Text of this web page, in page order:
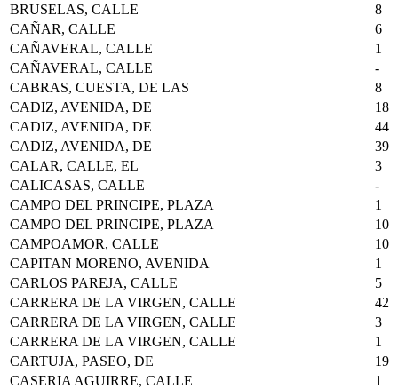
BRUSELAS, CALLE
8
CAÑAR, CALLE
6
CAÑAVERAL, CALLE
1
CAÑAVERAL, CALLE
-
CABRAS, CUESTA, DE LAS
8
CADIZ, AVENIDA, DE
18
CADIZ, AVENIDA, DE
44
CADIZ, AVENIDA, DE
39
CALAR, CALLE, EL
3
CALICASAS, CALLE
-
CAMPO DEL PRINCIPE, PLAZA
1
CAMPO DEL PRINCIPE, PLAZA
10
CAMPOAMOR, CALLE
10
CAPITAN MORENO, AVENIDA
1
CARLOS PAREJA, CALLE
5
CARRERA DE LA VIRGEN, CALLE
42
CARRERA DE LA VIRGEN, CALLE
3
CARRERA DE LA VIRGEN, CALLE
1
CARTUJA, PASEO, DE
19
CASERIA AGUIRRE, CALLE
1